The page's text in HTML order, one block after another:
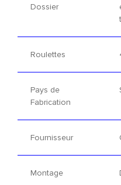
Dossier
Roulettes
Pays de
Fabrication
Fournisseur
Montage